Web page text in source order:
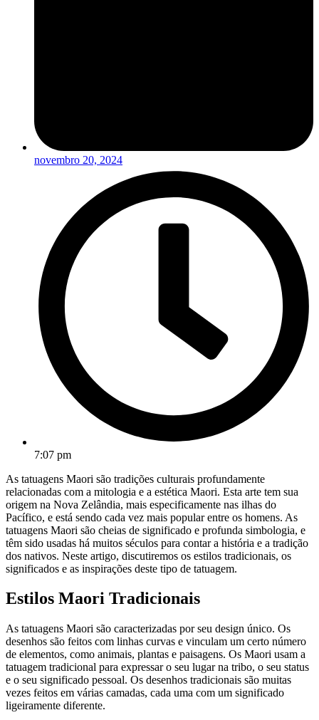
novembro 20, 2024
7:07 pm
As tatuagens Maori são tradições culturais profundamente
relacionadas com a mitologia e a estética Maori. Esta arte tem sua
origem na Nova Zelândia, mais especificamente nas ilhas do
Pacífico, e está sendo cada vez mais popular entre os homens. As
tatuagens Maori são cheias de significado e profunda simbologia, e
têm sido usadas há muitos séculos para contar a história e a tradição
dos nativos. Neste artigo, discutiremos os estilos tradicionais, os
significados e as inspirações deste tipo de tatuagem.
Estilos Maori Tradicionais
As tatuagens Maori são caracterizadas por seu design único. Os
desenhos são feitos com linhas curvas e vinculam um certo número
de elementos, como animais, plantas e paisagens. Os Maori usam a
tatuagem tradicional para expressar o seu lugar na tribo, o seu status
e o seu significado pessoal. Os desenhos tradicionais são muitas
vezes feitos em várias camadas, cada uma com um significado
ligeiramente diferente.